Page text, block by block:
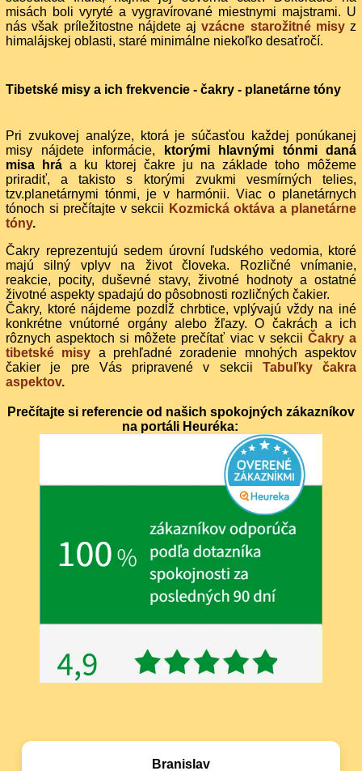
misách boli vyryté a vygravírované miestnymi majstrami. U
nás však príležitostne nájdete ajvzácne starožitné misyz
himalájskej oblasti, staré minimálne niekoľko desaťročí.
Tibetské misy a ich frekvencie - čakry - planetárne tóny
Pri zvukovej analýze, ktorá je súčasťou každej ponúkanej
misy nájdete informácie,
ktorými hlavnými tónmi daná
misa hrá a ku ktorej čakre ju na základe toho môžeme
priradiť, a takisto s ktorými zvukmi vesmírných telies,
tzv.planetárnymi tónmi, je v harmónii. Viac o planetárnych
tónoch si prečítajte v sekcii Kozmická oktáva a planetárne
tóny.
Čakry reprezentujú sedem úrovní ľudského vedomia, ktoré
majú silný vplyv na život človeka. Rozličné vnímanie,
reakcie, pocity, duševné stavy, životné hodnoty a ostatné
životné aspekty spadajú do pôsobnosti rozličných čakier.
Čakry, ktoré nájdeme pozdĺž chrbtice, vplývajú vždy na iné
konkrétne vnútorné orgány alebo žľazy. O čakrách a ich
rôznych aspektoch si môžete prečítať viac v sekcii Čakry a
tibetské misy a prehľadné zoradenie mnohých aspektov
čakier je pre Vás pripravené v sekcii Tabuľky čakra
aspektov.
Prečítajte si referencie od našich spokojných zákazníkov
na portáli Heuréka:
Branislav